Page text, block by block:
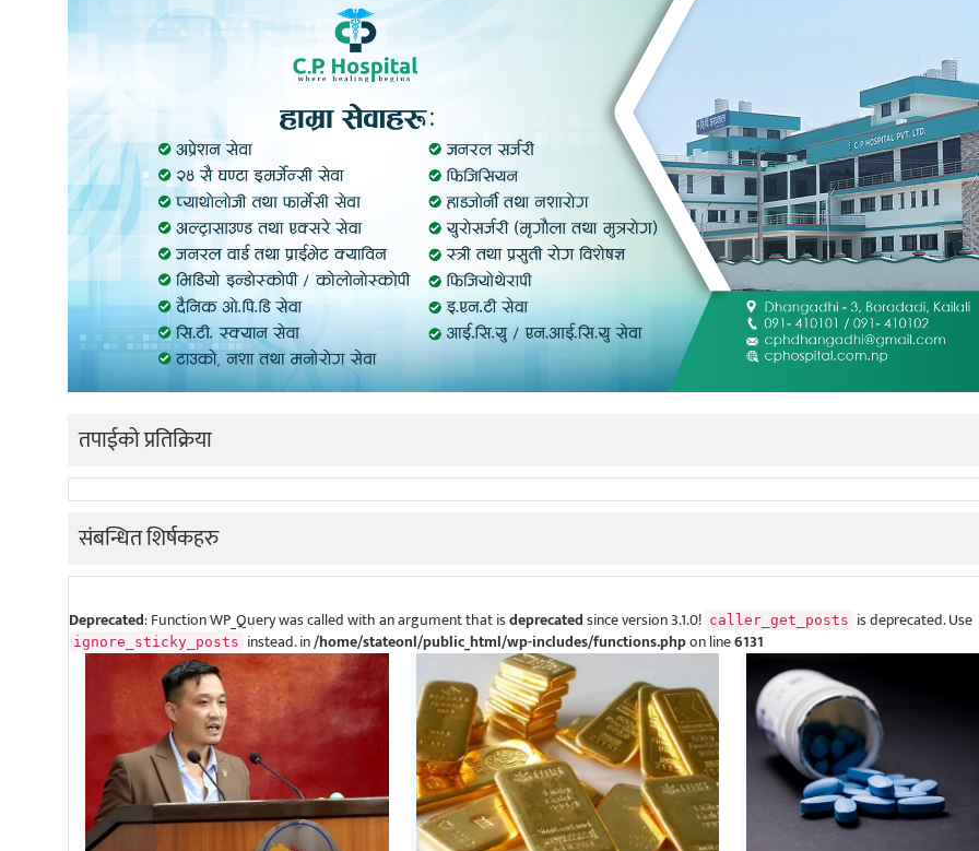
तपाईको प्रतिक्रिया
संबन्धित शिर्षकहरु
Deprecated: Function WP_Query was called with an argument that isdeprecatedsince version 3.1.0! caller_get_posts is deprecated. Use
ignore_sticky_posts instead. in/home/stateonl/public_html/wp-includes/functions.phpon line6131